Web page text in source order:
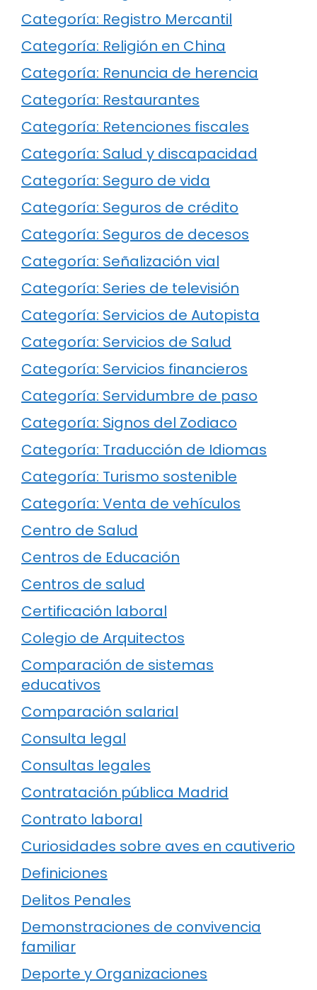
Categoría: Registro Mercantil
Categoría: Religión en China
Categoría: Renuncia de herencia
Categoría: Restaurantes
Categoría: Retenciones fiscales
Categoría: Salud y discapacidad
Categoría: Seguro de vida
Categoría: Seguros de crédito
Categoría: Seguros de decesos
Categoría: Señalización vial
Categoría: Series de televisión
Categoría: Servicios de Autopista
Categoría: Servicios de Salud
Categoría: Servicios financieros
Categoría: Servidumbre de paso
Categoría: Signos del Zodiaco
Categoría: Traducción de Idiomas
Categoría: Turismo sostenible
Categoría: Venta de vehículos
Centro de Salud
Centros de Educación
Centros de salud
Certificación laboral
Colegio de Arquitectos
Comparación de sistemas
educativos
Comparación salarial
Consulta legal
Consultas legales
Contratación pública Madrid
Contrato laboral
Curiosidades sobre aves en cautiverio
Definiciones
Delitos Penales
Demonstraciones de convivencia
familiar
Deporte y Organizaciones